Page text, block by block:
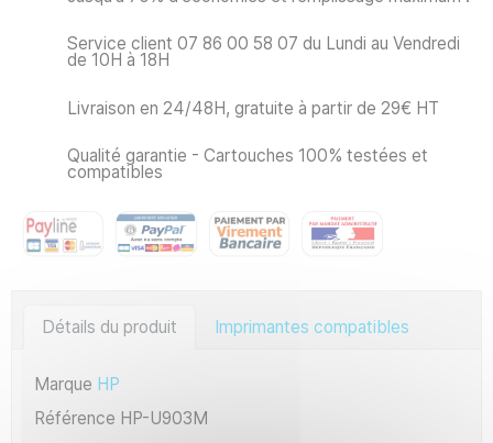
Service client 07 86 00 58 07 du Lundi au Vendredi
de 10H à 18H
Livraison en 24/48H, gratuite à partir de 29€ HT
Qualité garantie - Cartouches 100% testées et
compatibles
Détails du produit Imprimantes compatibles
Marque HP
Référence HP-U903M